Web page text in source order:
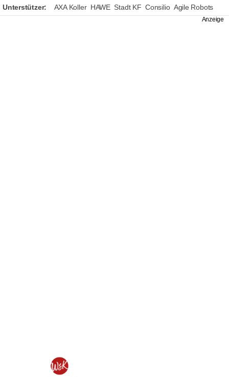
Unterstützer: AXA Koller HAWE Stadt KF Consilio Agile Robots